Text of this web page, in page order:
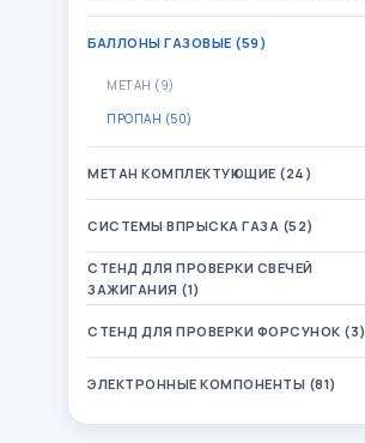
БАЛЛОНЫ ГАЗОВЫЕ (59)
МЕТАН (9)
ПРОПАН (50)
МЕТАН КОМПЛЕКТУЮЩИЕ (24)
СИСТЕМЫ ВПРЫСКА ГАЗА (52)
СТЕНД ДЛЯ ПРОВЕРКИ СВЕЧЕЙ
ЗАЖИГАНИЯ (1)
СТЕНД ДЛЯ ПРОВЕРКИ ФОРСУНОК (3)
ЭЛЕКТРОННЫЕ КОМПОНЕНТЫ (81)